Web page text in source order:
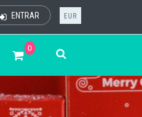
ENTRAR EUR
0